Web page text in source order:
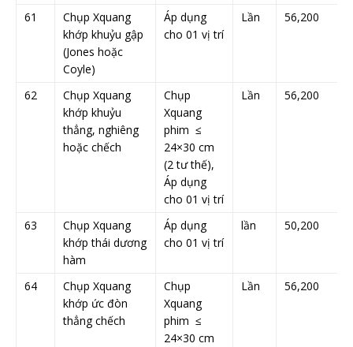
61
Chụp Xquang
khớp khuỷu gập
(Jones hoặc
Coyle)
Áp dụng
cho 01 vị trí
Lần 56,200
62
Chụp Xquang
khớp khuỷu
thẳng, nghiêng
hoặc chếch
Chụp
Xquang
phim ≤
24×30 cm
(2 tư thế),
Áp dụng
cho 01 vị trí
Lần 56,200
63
Chụp Xquang
khớp thái dương
hàm
Áp dụng
cho 01 vị trí
lần 50,200
64
Chụp Xquang
khớp ức đòn
thẳng chếch
Chụp
Xquang
phim ≤
24×30 cm
Lần 56,200